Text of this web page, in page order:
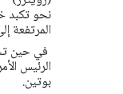
نحو تكبد
المرتفعة
في حين
الرئيس
بوتين.